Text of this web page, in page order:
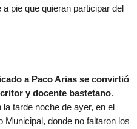
pie que quieran participar del
a Paco Arias se convirtió
y docente bastetano.
tarde noche de ayer, en el
Municipal, donde no faltaron los